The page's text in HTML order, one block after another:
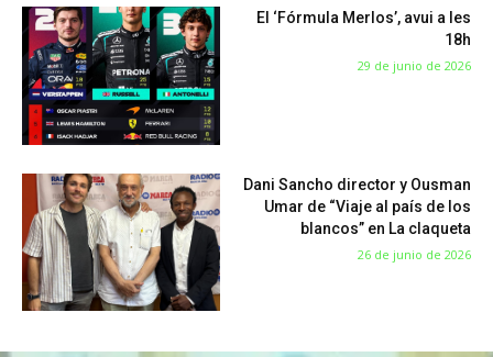
El ‘Fórmula Merlos’, avui a les
18h
29 de junio de 2026
Dani Sancho director y Ousman
Umar de “Viaje al país de los
blancos” en La claqueta
26 de junio de 2026